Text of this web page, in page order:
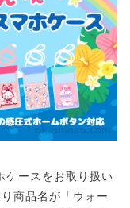
ケースをお取り扱い
商品名が「ウォー